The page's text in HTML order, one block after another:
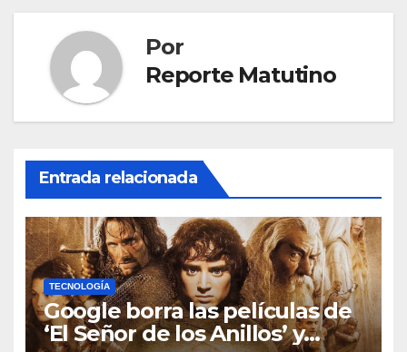
Por
Reporte Matutino
Entrada relacionada
TECNOLOGÍA
Google borra las películas de
‘El Señor de los Anillos’ y